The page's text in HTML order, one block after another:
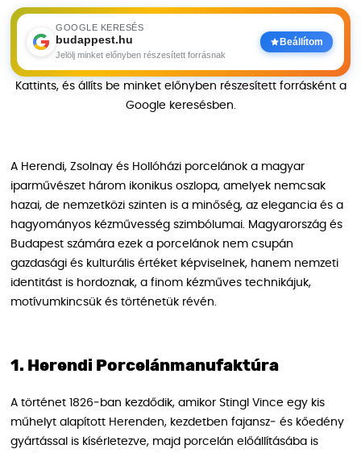
GOOGLE KERESÉS
budappest.hu
Jelölj minket előnyben részesített forrásnak
Beállítom
Kattints, és állíts be minket előnyben részesített forrásként a
Google keresésben.
A Herendi, Zsolnay és Hollóházi porcelánok a magyar
iparművészet három ikonikus oszlopa, amelyek nemcsak
hazai, de nemzetközi szinten is a minőség, az elegancia és a
hagyományos kézművesség szimbólumai. Magyarország és
Budapest számára ezek a porcelánok nem csupán
gazdasági és kulturális értéket képviselnek, hanem nemzeti
identitást is hordoznak, a finom kézműves technikájuk,
motívumkincsük és történetük révén.
1. Herendi Porcelánmanufaktúra
A történet 1826‑ban kezdődik, amikor Stingl Vince egy kis
műhelyt alapított Herenden, kezdetben fajansz‑ és kőedény
gyártással is kísérletezve, majd porcelán előállításába is